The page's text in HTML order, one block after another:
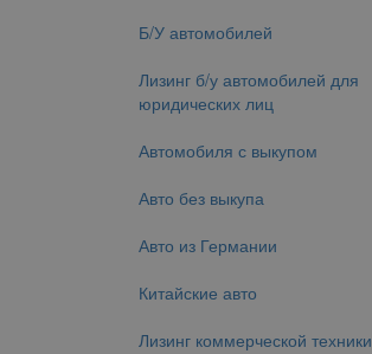
Б/У автомобилей
Лизинг б/у автомобилей для
юридических лиц
Автомобиля с выкупом
Авто без выкупа
Авто из Германии
Китайские авто
Лизинг коммерческой техники